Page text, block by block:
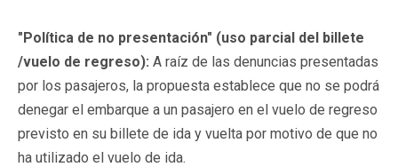
"Política de no presentación" (uso parcial del billete
/vuelo de regreso): A raíz de las denuncias presentadas
por los pasajeros, la propuesta establece que no se podrá
denegar el embarque a un pasajero en el vuelo de regreso
previsto en su billete de ida y vuelta por motivo de que no
ha utilizado el vuelo de ida.